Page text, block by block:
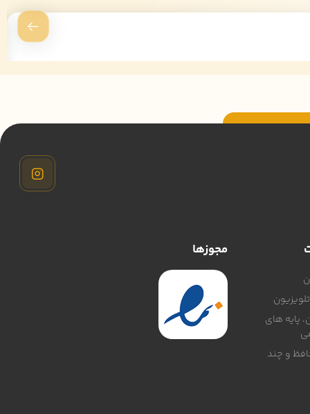
پایه های
و چند
مجوزها